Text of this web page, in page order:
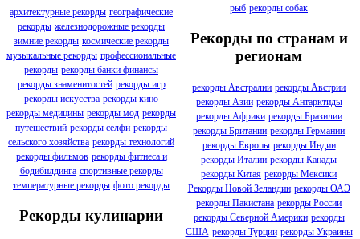
архитектурные рекорды географические
рекорды железнодорожные рекорды
зимние рекорды космические рекорды
музыкальные рекорды профессиональные
рекорды рекорды банки финансы
рекорды знаменитостей рекорды игр
рекорды искусства рекорды кино
рекорды медицины рекорды мод рекорды
путешествий рекорды селфи рекорды
сельского хозяйства рекорды технологий
рекорды фильмов рекорды фитнеса и
бодибилдинга спортивные рекорды
температурные рекорды фото рекорды
Рекорды кулинарии
рыб рекорды собак
Рекорды по странам и
регионам
рекорды Австралии рекорды Австрии
рекорды Азии рекорды Антарктиды
рекорды Африки рекорды Бразилии
рекорды Британии рекорды Германии
рекорды Европы рекорды Индии
рекорды Италии рекорды Канады
рекорды Китая рекорды Мексики
Рекорды Новой Зеландии рекорды ОАЭ
рекорды Пакистана рекорды России
рекорды Северной Америки рекорды
США рекорды Турции рекорды Украины